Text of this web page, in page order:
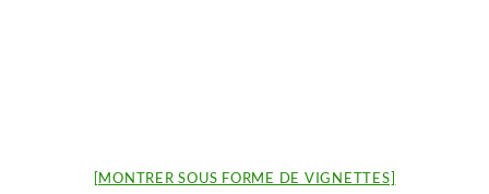
[MONTRER SOUS FORME DE VIGNETTES]